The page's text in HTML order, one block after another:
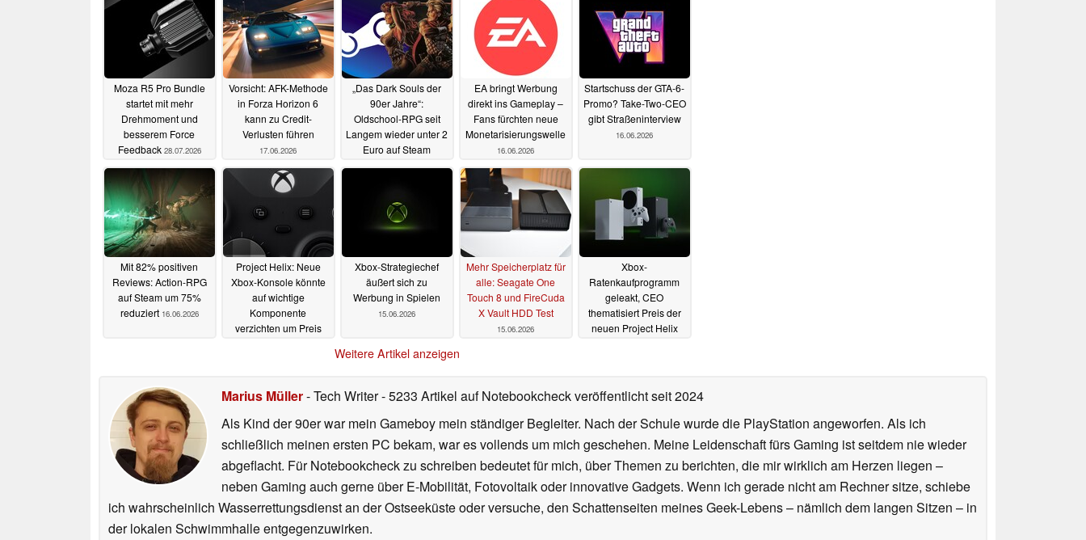
Moza R5 Pro Bundle
startet mit mehr
Drehmoment und
besserem Force
Feedback 28.07.2026
Vorsicht: AFK-Methode
in Forza Horizon 6
kann zu Credit-
Verlusten führen
17.06.2026
„Das Dark Souls der
90er Jahre“:
Oldschool-RPG seit
Langem wieder unter 2
Euro auf Steam
16.06.2026
EA bringt Werbung
direkt ins Gameplay –
Fans fürchten neue
Monetarisierungswelle
16.06.2026
Startschuss der GTA-6-
Promo? Take-Two-CEO
gibt Straßeninterview
16.06.2026
Mit 82% positiven
Reviews: Action-RPG
auf Steam um 75%
reduziert 16.06.2026
Project Helix: Neue
Xbox-Konsole könnte
auf wichtige
Komponente
verzichten um Preis
Xbox-Strategiechef
äußert sich zu
Werbung in Spielen
15.06.2026
Mehr Speicherplatz für
alle: Seagate One
Touch 8 und FireCuda
X Vault HDD Test
15.06.2026
Xbox-
Ratenkaufprogramm
geleakt, CEO
thematisiert Preis der
neuen Project Helix
Weitere Artikel anzeigen
Marius Müller- Tech Writer- 5233 Artikel auf Notebookcheck veröffentlichtseit 2024
Als Kind der 90er war mein Gameboy mein ständiger Begleiter. Nach der Schule wurde die PlayStation angeworfen. Als ich
schließlich meinen ersten PC bekam, war es vollends um mich geschehen. Meine Leidenschaft fürs Gaming ist seitdem nie wieder
abgeflacht. Für Notebookcheck zu schreiben bedeutet für mich, über Themen zu berichten, die mir wirklich am Herzen liegen –
neben Gaming auch gerne über E-Mobilität, Fotovoltaik oder innovative Gadgets. Wenn ich gerade nicht am Rechner sitze, schiebe
ich wahrscheinlich Wasserrettungsdienst an der Ostseeküste oder versuche, den Schattenseiten meines Geek-Lebens – nämlich dem langen Sitzen – in
der lokalen Schwimmhalle entgegenzuwirken.